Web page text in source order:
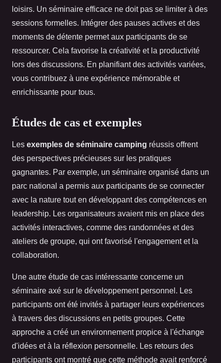
loisirs. Un séminaire efficace ne doit pas se limiter à des
sessions formelles. Intégrer des pauses actives et des
moments de détente permet aux participants de se
ressourcer. Cela favorise la créativité et la productivité
lors des discussions. En planifiant des activités variées,
vous contribuez à une expérience mémorable et
enrichissante pour tous.
Études de cas et exemples
Les exemples de séminaire camping réussis offrent
des perspectives précieuses sur les pratiques
gagnantes. Par exemple, un séminaire organisé dans un
parc national a permis aux participants de se connecter
avec la nature tout en développant des compétences en
leadership. Les organisateurs avaient mis en place des
activités interactives, comme des randonnées et des
ateliers de groupe, qui ont favorisé l'engagement et la
collaboration.
Une autre étude de cas intéressante concerne un
séminaire axé sur le développement personnel. Les
participants ont été invités à partager leurs expériences
à travers des discussions en petits groupes. Cette
approche a créé un environnement propice à l'échange
d'idées et à la réflexion personnelle. Les retours des
participants ont montré que cette méthode avait renforcé